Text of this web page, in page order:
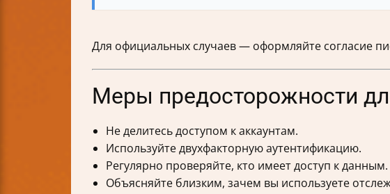
Для официальных случаев — оформляйте согласие
Меры предосторожности
Не делитесь доступом к аккаунтам.
Используйте двухфакторную аутентификацию.
Регулярно проверяйте, кто имеет доступ к данным.
Объясняйте близким, зачем вы используете